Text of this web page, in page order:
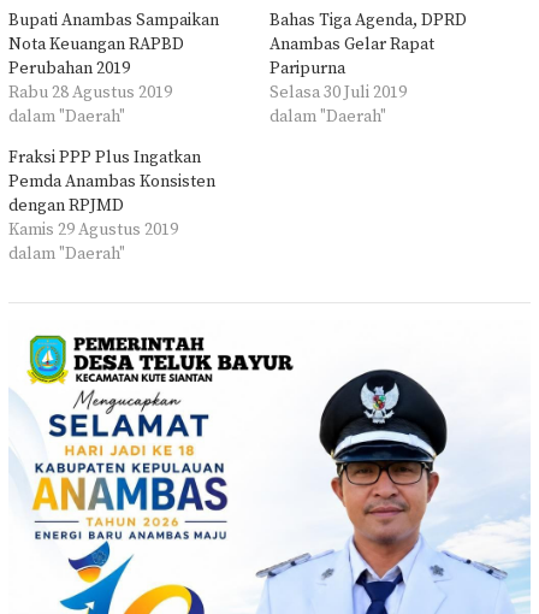
Bupati Anambas Sampaikan
Nota Keuangan RAPBD
Perubahan 2019
Rabu 28 Agustus 2019
dalam "Daerah"
Bahas Tiga Agenda, DPRD
Anambas Gelar Rapat
Paripurna
Selasa 30 Juli 2019
dalam "Daerah"
Fraksi PPP Plus Ingatkan
Pemda Anambas Konsisten
dengan RPJMD
Kamis 29 Agustus 2019
dalam "Daerah"